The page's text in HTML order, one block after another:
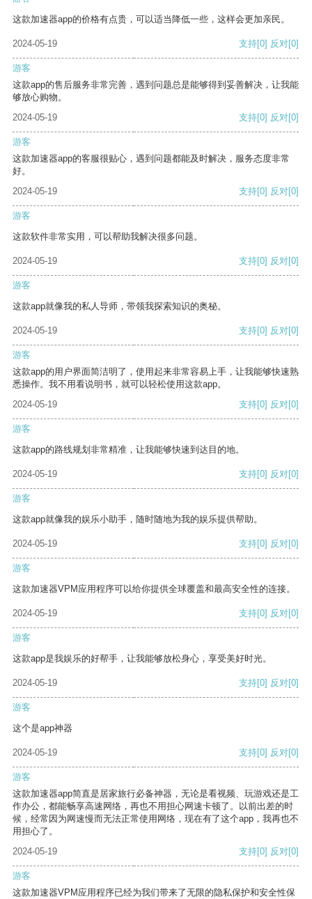
这款加速器app的价格有点贵，可以适当降低一些，这样会更加亲民。
2024-05-19 支持[0] 反对[0]
游客
这款app的售后服务非常完善，遇到问题总是能够得到妥善解决，让我能
够放心购物。
2024-05-19
支持[0] 反对[0]
游客
这款加速器app的客服很贴心，遇到问题都能及时解决，服务态度非常
好。
2024-05-19
支持[0] 反对[0]
游客
这款软件非常实用，可以帮助我解决很多问题。
2024-05-19 支持[0] 反对[0]
游客
这款app就像我的私人导师，带领我探索知识的奥秘。
2024-05-19 支持[0] 反对[0]
游客
这款app的用户界面简洁明了，使用起来非常容易上手，让我能够快速熟
悉操作。我不用看说明书，就可以轻松使用这款app。
2024-05-19
支持[0] 反对[0]
游客
这款app的路线规划非常精准，让我能够快速到达目的地。
2024-05-19 支持[0] 反对[0]
游客
这款app就像我的娱乐小助手，随时随地为我的娱乐提供帮助。
2024-05-19 支持[0] 反对[0]
游客
这款加速器VPM应用程序可以给你提供全球覆盖和最高安全性的连接。
2024-05-19 支持[0] 反对[0]
游客
这款app是我娱乐的好帮手，让我能够放松身心，享受美好时光。
2024-05-19 支持[0] 反对[0]
游客
这个是app神器
2024-05-19 支持[0] 反对[0]
游客
这款加速器app简直是居家旅行必备神器，无论是看视频、玩游戏还是工
作办公，都能畅享高速网络，再也不用担心网速卡顿了。以前出差的时
候，经常因为网速慢而无法正常使用网络，现在有了这个app，我再也不
用担心了。
2024-05-19
支持[0] 反对[0]
游客
这款加速器VPM应用程序已经为我们带来了无限的隐私保护和安全性保